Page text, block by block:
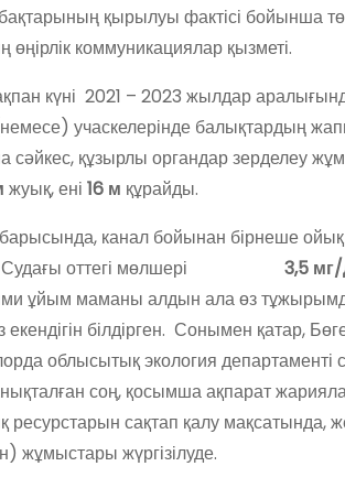
қырылуы фактісі бойынша
коммуникациялар қызметі.
күні 2021 – 2023 жылдар
учаскелерінде балықтардың
сәйкес, құзырлы органдар зерделеу
жуық, ені 16 м құрайды.
канал бойынан бірнеше
Судағы оттегі мөлшері 3,5
ұйым маманы алдын ала өз
екендігін білдірген. Сонымен қатар,
облысытық экология департаменті
соң, қосымша ақпарат
сақтап қалу мақсатында,
жұмыстары жүргізілуде.